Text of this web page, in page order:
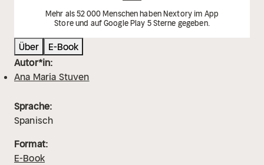
Mehr als 52 000 Menschen haben Nextory im App
Store und auf Google Play 5 Sterne gegeben.
Über
E-Book
Autor*in:
Ana María Stuven
Sprache:
Spanisch
Format:
E-Book